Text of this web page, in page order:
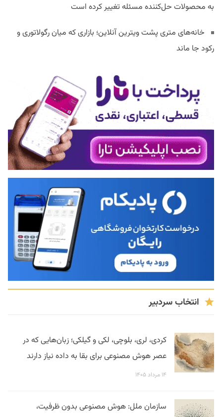
به محصولات حل‌کننده مسئله تغییر کرده است
خانه‌های متری پشت ویترین آنلاین؛ بازاری که میان رگولاتوری و
رکود جا ماند
انتخاب سردبیر
کردی، لری، بلوچی، لکی و گیلکی؛ زبان‌هایی که در
عصر هوش مصنوعی برای بقا به داده نیاز دارند
۱۴ مرداد ۱۴۰۵
سازمان ملل: هوش مصنوعی بدون ظرفیت،